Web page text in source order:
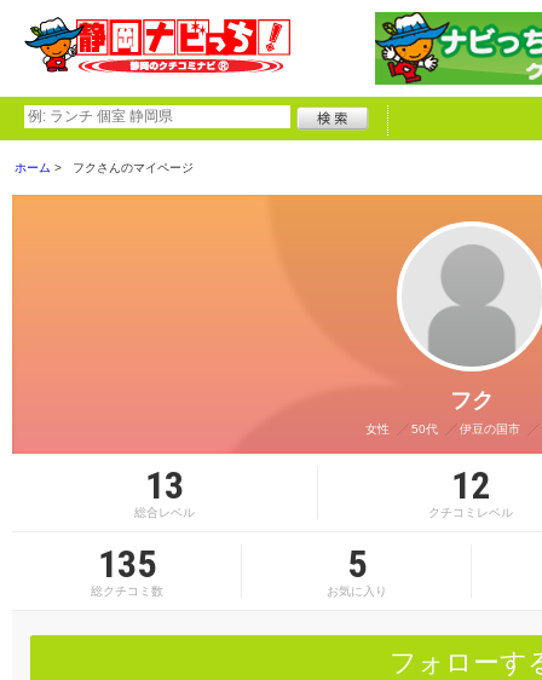
ホーム フクさんのマイページ
フク
女性 50代 伊豆の国市
13
総合レベル
12
クチコミレベル
135
総クチコミ数
5
お気に入り
フォローす